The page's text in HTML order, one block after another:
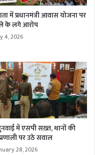
में प्रधानमंत्री आवास योजना पर
के लगे आरोप
4, 2026
में एसपी सख़्त, थानों की
पर उठे सवाल
28, 2026